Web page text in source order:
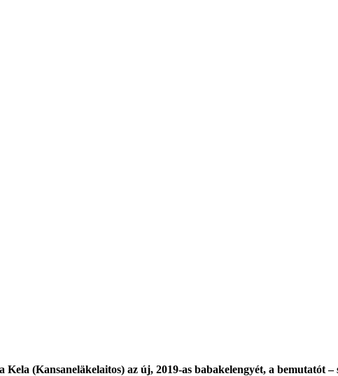
(Kansaneläkelaitos) az új, 2019-as babakelengyét, a bemutatót –